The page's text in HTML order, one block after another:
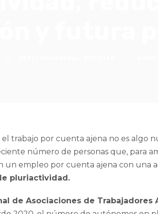
trabajo por cuenta ajena no es algo
número de personas que, para
un empleo por cuenta ajena con una
pluriactividad.
de Asociaciones de Trabajadores